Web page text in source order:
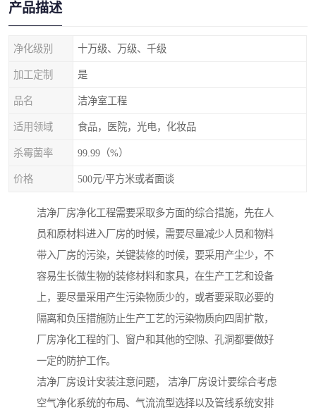
产品描述
净化级别 十万级、万级、千级
加工定制 是
品名 洁净室工程
适用领域 食品，医院，光电，化妆品
杀霉菌率 99.99（%）
价格 500元/平方米或者面谈
洁净厂房净化工程需要采取多方面的综合措施，先在人
员和原材料进入厂房的时候，需要尽量减少人员和物料
带入厂房的污染，关键装修的时候，要采用产尘少，不
容易生长微生物的装修材料和家具，在生产工艺和设备
上，要尽量采用产生污染物质少的，或者要采取必要的
隔离和负压措施防止生产工艺的污染物质向四周扩散，
厂房净化工程的门、窗户和其他的空隙、孔洞都要做好
一定的防护工作。
洁净厂房设计安装注意问题， 洁净厂房设计要综合考虑
空气净化系统的布局、气流流型选择以及管线系统安排